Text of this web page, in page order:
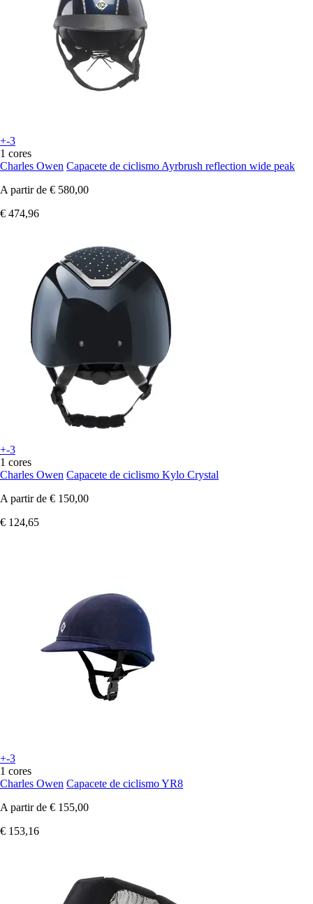
+-3
1 cores
Charles Owen Capacete de ciclismo Ayrbrush reflection wide peak
A partir de € 580,00
€ 474,96
+-3
1 cores
Charles Owen Capacete de ciclismo Kylo Crystal
A partir de € 150,00
€ 124,65
+-3
1 cores
Charles Owen Capacete de ciclismo YR8
A partir de € 155,00
€ 153,16